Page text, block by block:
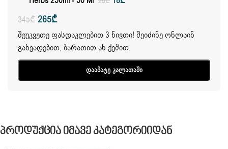
345₾ 265₾
შეუკვეთე ფასდაკლებით 3 ნივთი! შეიძინე ონლაინ
განვადებით, ბარათით ან ქეშით.
Დაამატე Კალათაში
Პროდუქცია Იმავე Კატეგორიიდან